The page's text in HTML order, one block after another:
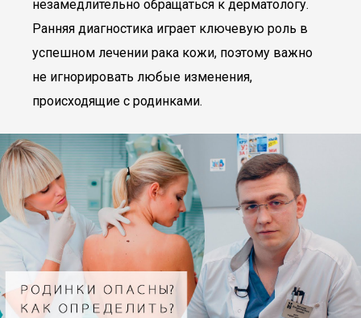
незамедлительно обращаться к дерматологу.
Ранняя диагностика играет ключевую роль в
успешном лечении рака кожи, поэтому важно
не игнорировать любые изменения,
происходящие с родинками.